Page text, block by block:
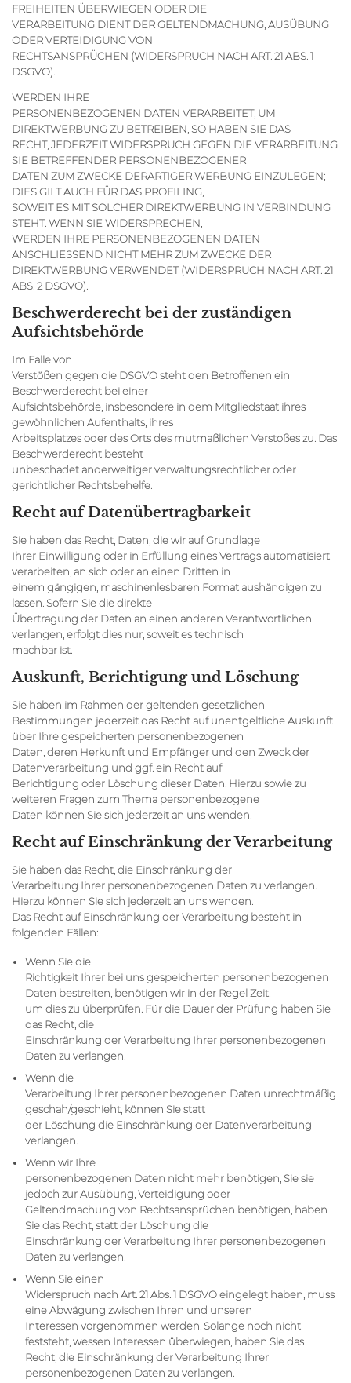
FREIHEITEN ÜBERWIEGEN ODER DIE
VERARBEITUNG DIENT DER GELTENDMACHUNG, AUSÜBUNG
ODER VERTEIDIGUNG VON
RECHTSANSPRÜCHEN (WIDERSPRUCH NACH ART. 21 ABS. 1
DSGVO).
WERDEN IHRE
PERSONENBEZOGENEN DATEN VERARBEITET, UM
DIREKTWERBUNG ZU BETREIBEN, SO HABEN SIE DAS
RECHT, JEDERZEIT WIDERSPRUCH GEGEN DIE VERARBEITUNG
SIE BETREFFENDER PERSONENBEZOGENER
DATEN ZUM ZWECKE DERARTIGER WERBUNG EINZULEGEN;
DIES GILT AUCH FÜR DAS PROFILING,
SOWEIT ES MIT SOLCHER DIREKTWERBUNG IN VERBINDUNG
STEHT. WENN SIE WIDERSPRECHEN,
WERDEN IHRE PERSONENBEZOGENEN DATEN
ANSCHLIESSEND NICHT MEHR ZUM ZWECKE DER
DIREKTWERBUNG VERWENDET (WIDERSPRUCH NACH ART. 21
ABS. 2 DSGVO).
Beschwerde­recht bei der zuständigen
Aufsichts­behörde
Im Falle von
Verstößen gegen die DSGVO steht den Betroffenen ein
Beschwerderecht bei einer
Aufsichtsbehörde, insbesondere in dem Mitgliedstaat ihres
gewöhnlichen Aufenthalts, ihres
Arbeitsplatzes oder des Orts des mutmaßlichen Verstoßes zu. Das
Beschwerderecht besteht
unbeschadet anderweitiger verwaltungsrechtlicher oder
gerichtlicher Rechtsbehelfe.
Recht auf Daten­übertrag­barkeit
Sie haben das Recht, Daten, die wir auf Grundlage
Ihrer Einwilligung oder in Erfüllung eines Vertrags automatisiert
verarbeiten, an sich oder an einen Dritten in
einem gängigen, maschinenlesbaren Format aushändigen zu
lassen. Sofern Sie die direkte
Übertragung der Daten an einen anderen Verantwortlichen
verlangen, erfolgt dies nur, soweit es technisch
machbar ist.
Auskunft, Berichtigung und Löschung
Sie haben im Rahmen der geltenden gesetzlichen
Bestimmungen jederzeit das Recht auf unentgeltliche Auskunft
über Ihre gespeicherten personenbezogenen
Daten, deren Herkunft und Empfänger und den Zweck der
Datenverarbeitung und ggf. ein Recht auf
Berichtigung oder Löschung dieser Daten. Hierzu sowie zu
weiteren Fragen zum Thema personenbezogene
Daten können Sie sich jederzeit an uns wenden.
Recht auf Einschränkung der Verarbeitung
Sie haben das Recht, die Einschränkung der
Verarbeitung Ihrer personenbezogenen Daten zu verlangen.
Hierzu können Sie sich jederzeit an uns wenden.
Das Recht auf Einschränkung der Verarbeitung besteht in
folgenden Fällen:
Wenn Sie die
Richtigkeit Ihrer bei uns gespeicherten personenbezogenen
Daten bestreiten, benötigen wir in der Regel Zeit,
um dies zu überprüfen. Für die Dauer der Prüfung haben Sie
das Recht, die
Einschränkung der Verarbeitung Ihrer personenbezogenen
Daten zu verlangen.
Wenn die
Verarbeitung Ihrer personenbezogenen Daten unrechtmäßig
geschah/geschieht, können Sie statt
der Löschung die Einschränkung der Datenverarbeitung
verlangen.
Wenn wir Ihre
personenbezogenen Daten nicht mehr benötigen, Sie sie
jedoch zur Ausübung, Verteidigung oder
Geltendmachung von Rechtsansprüchen benötigen, haben
Sie das Recht, statt der Löschung die
Einschränkung der Verarbeitung Ihrer personenbezogenen
Daten zu verlangen.
Wenn Sie einen
Widerspruch nach Art. 21 Abs. 1 DSGVO eingelegt haben, muss
eine Abwägung zwischen Ihren und unseren
Interessen vorgenommen werden. Solange noch nicht
feststeht, wessen Interessen überwiegen, haben Sie das
Recht, die Einschränkung der Verarbeitung Ihrer
personenbezogenen Daten zu verlangen.